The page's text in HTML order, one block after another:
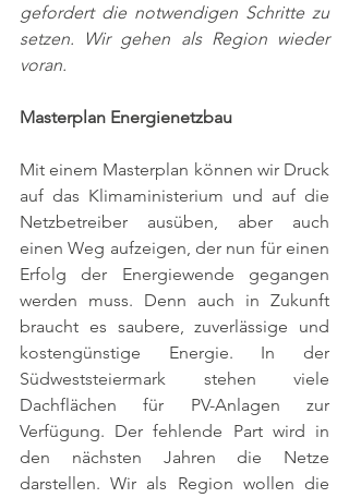
gefordert die notwendigen Schritte zu
setzen. Wir gehen als Region wieder
voran.
Masterplan Energienetzbau
Mit einem Masterplan können wir Druck
auf das Klimaministerium und auf die
Netzbetreiber ausüben, aber auch
einen Weg aufzeigen, der nun für einen
Erfolg der Energiewende gegangen
werden muss. Denn auch in Zukunft
braucht es saubere, zuverlässige und
kostengünstige Energie. In der
Südweststeiermark stehen viele
Dachflächen für PV-Anlagen zur
Verfügung. Der fehlende Part wird in
den nächsten Jahren die Netze
darstellen. Wir als Region wollen die